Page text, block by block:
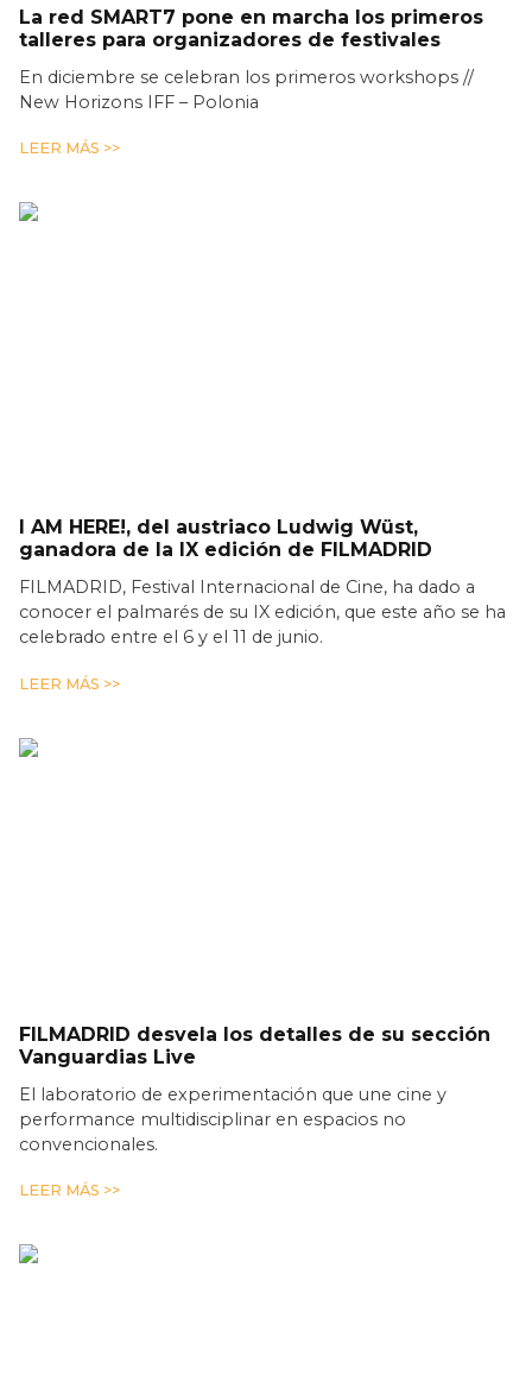
La red SMART7 pone en marcha los primeros
talleres para organizadores de festivales
En diciembre se celebran los primeros workshops //
New Horizons IFF – Polonia
LEER MÁS >>
I AM HERE!, del austriaco Ludwig Wüst,
ganadora de la IX edición de FILMADRID
FILMADRID, Festival Internacional de Cine, ha dado a
conocer el palmarés de su IX edición, que este año se ha
celebrado entre el 6 y el 11 de junio.
LEER MÁS >>
FILMADRID desvela los detalles de su sección
Vanguardias Live
El laboratorio de experimentación que une cine y
performance multidisciplinar en espacios no
convencionales.
LEER MÁS >>